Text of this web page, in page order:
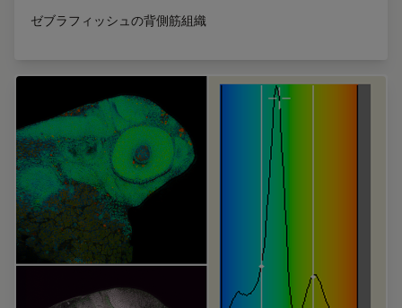
ゼブラフィッシュの背側筋組織